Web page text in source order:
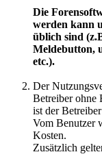
Die
werden kann
üblich sind
Meldebutton,
etc.).
Der
Betreiber ohne
ist der
Vom Benutzer
Kosten.
Zusätzlich